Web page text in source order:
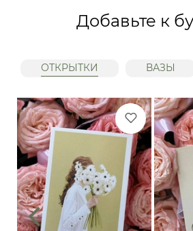
Добавьте к
ОТКРЫТКИ ВАЗЫ